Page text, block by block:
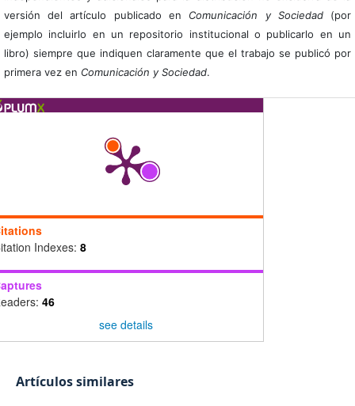
versión del artículo publicado en Comunicación y Sociedad(por
ejemplo incluirlo en un repositorio institucional o publicarlo en un
libro) siempre que indiquen claramente que el trabajo se publicó por
primera vez en Comunicación y Sociedad.
Indexes: 8
46
see details
Artículos similares